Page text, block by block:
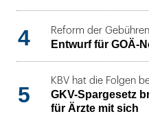
4 Reform der
Entwurf für GOÄ-
5
KBV hat die Folgen
GKV-Spargesetz
für Ärzte mit sich